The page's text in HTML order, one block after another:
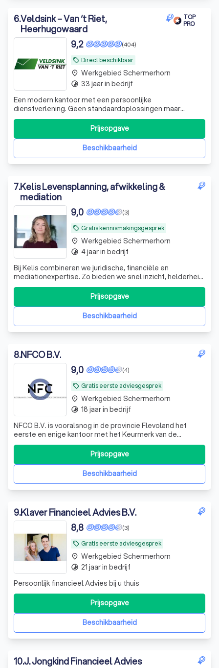
6.Veldsink – Van ‘t Riet,
Heerhugowaard
TOP
PRO
local_offer Direct beschikbaar
(404)
9,2
Een modern kantoor met een persoonlijke
dienstverlening. Geen standaardoplossingen maar
maatwerk op uw situatie afgestemd! U bent van harte
welkom voor een kennismaking! Wij zijn u graag van dienst!
Beschikbaarheid
Prijsopgave
place Werkgebied Schermerhorn
timelapse 33 jaar in bedrijf
7.Kelis Levensplanning, afwikkeling &
mediation
local_offer Gratis kennismakingsgesprek
(3)
9,0
Bij Kelis combineren we juridische, financiële en
mediationexpertise. Zo bieden we snel inzicht, helderheid
en duurzame oplossingen, met aandacht voor rust,
emoties en een toekomstgerichte aanpak.
Beschikbaarheid
Prijsopgave
place Werkgebied Schermerhorn
timelapse 4 jaar in bedrijf
8.NFCO B.V.
local_offer Gratis eerste adviesgesprek
(4)
9,0
NFCO B.V. is vooralsnog in de provincie Flevoland het
eerste en enige kantoor met het Keurmerk van de
Stichting Financieeladvies MKB.
Beschikbaarheid
Prijsopgave
place Werkgebied Schermerhorn
timelapse 18 jaar in bedrijf
9.Klaver Financieel Advies B.V.
local_offer Gratis eerste adviesgesprek
(3)
8,8
Persoonlijk financieel Advies bij u thuis
Beschikbaarheid
Prijsopgave
place Werkgebied Schermerhorn
timelapse 21 jaar in bedrijf
10.J. Jongkind Financieel Advies